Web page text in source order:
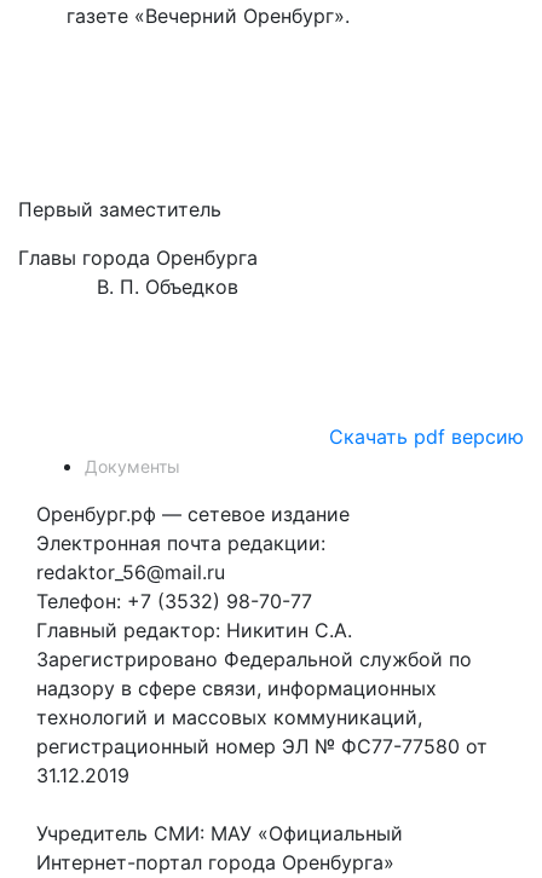
газете «Вечерний Оренбург».
Первый заместитель
Главы города Оренбурга
В. П. Объедков
Скачать pdf версию
Документы
Оренбург.рф — сетевое издание
Электронная почта редакции:
redaktor_56@mail.ru
Телефон: +7 (3532) 98-70-77
Главный редактор: Никитин С.А.
Зарегистрировано Федеральной службой по
надзору в сфере связи, информационных
технологий и массовых коммуникаций,
регистрационный номер ЭЛ № ФС77-77580 от
31.12.2019
Учредитель СМИ: МАУ «Официальный
Интернет-портал города Оренбурга»